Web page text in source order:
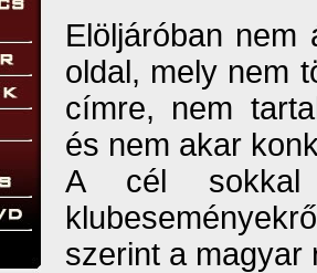
Elöljáróban
oldal, mely nem
címre, nem
és nem akar
A cél
szerint a magyar